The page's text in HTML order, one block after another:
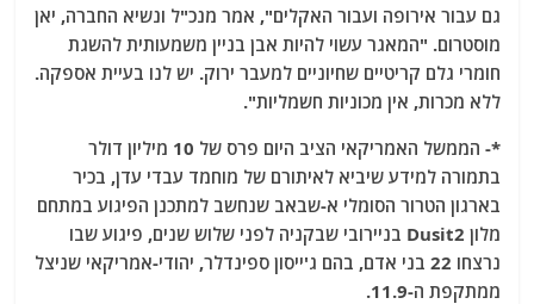
גם עבור אירופה ועבור האקלים", אמר מנכ"ל ונשיא החברה, יאן
מוסטרום. "המאגר עשוי להיות אבן בניין משמעותית להשגת
חומרי גלם קריטיים שחיוניים למעבר ירוק. יש לנו בעיית אספקה.
ללא מכרות, אין מכוניות חשמליות".
*- הממשל האמריקאי הציב היום פרס של 10 מיליון דולר
בתמורה למידע שיביא לאיתורם של מוחמד עבדי עדן, בכיר
בארגון הטרור הסומלי א-שבאב שנחשב למתכנן הפיגוע במתחם
מלון Dusit2 בניירובי שבקניה לפני שלוש שנים, פיגוע שבו
נרצחו 22 בני אדם, בהם ג'ייסון ספינדלר, יהודי-אמריקאי שניצל
ממתקפת ה-11.9.